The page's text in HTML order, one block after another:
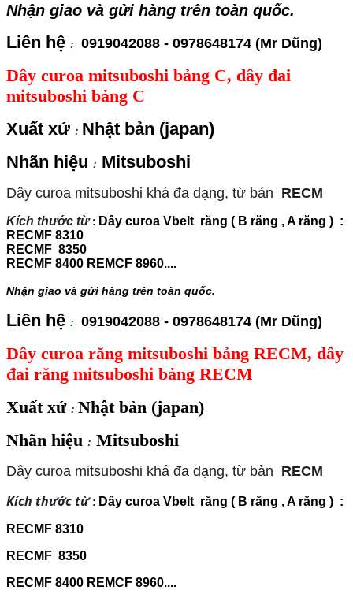
Nhận giao và gửi hàng trên toàn quốc.
Liên hệ : 0919042088 - 0978648174 (Mr Dũng)
Dây curoa mitsuboshi bảng C, dây đai
mitsuboshi bảng C
Xuất xứ : Nhật bản (japan)
Nhãn hiệu : Mitsuboshi
Dây curoa mitsuboshi khá đa dạng, từ bản RECM
Kích thước từ: Dây curoa Vbelt răng ( B răng , A răng ) :
RECMF 8310
RECMF 8350
RECMF 8400 REMCF 8960....
Nhận giao và gửi hàng trên toàn quốc.
Liên hệ : 0919042088 - 0978648174 (Mr Dũng)
Dây curoa răng mitsuboshi bảng RECM, dây
đai răng mitsuboshi bảng RECM
Xuất xứ : Nhật bản (japan)
Nhãn hiệu : Mitsuboshi
Dây curoa mitsuboshi khá đa dạng, từ bản RECM
Kích thước từ: Dây curoa Vbelt răng ( B răng , A răng ) :
RECMF 8310
RECMF 8350
RECMF 8400 REMCF 8960....